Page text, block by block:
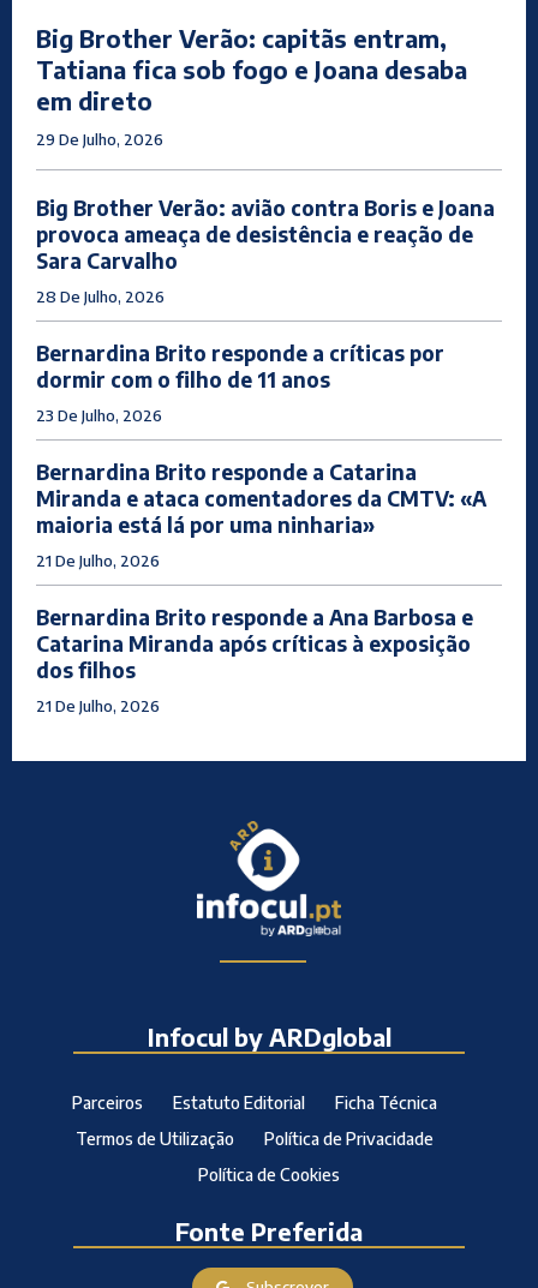
Big Brother Verão: capitãs entram,
Tatiana fica sob fogo e Joana desaba
em direto
29 De Julho, 2026
Big Brother Verão: avião contra Boris e Joana
provoca ameaça de desistência e reação de
Sara Carvalho
28 De Julho, 2026
Bernardina Brito responde a críticas por
dormir com o filho de 11 anos
23 De Julho, 2026
Bernardina Brito responde a Catarina
Miranda e ataca comentadores da CMTV: «A
maioria está lá por uma ninharia»
21 De Julho, 2026
Bernardina Brito responde a Ana Barbosa e
Catarina Miranda após críticas à exposição
dos filhos
21 De Julho, 2026
Infocul by ARDglobal
Parceiros Estatuto Editorial
Ficha Técnica
Termos de Utilização
Política de Privacidade
Política de Cookies
Fonte Preferida